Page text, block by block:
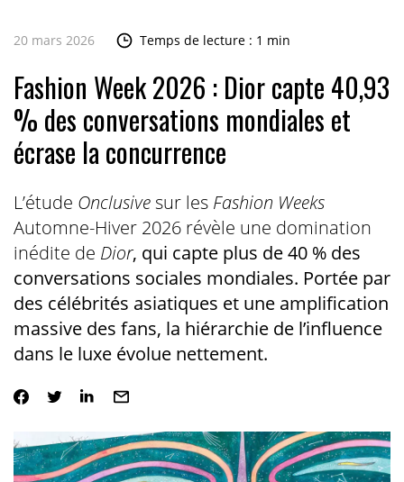
20 mars 2026 Temps de lecture : 1 min
Fashion Week 2026 : Dior capte 40,93
% des conversations mondiales et
écrase la concurrence
L’étude Onclusivesur les Fashion Weeks
Automne-Hiver 2026 révèle une domination
inédite de Dior, qui capte plus de 40 % des
conversations sociales mondiales. Portée par
des célébrités asiatiques et une amplification
massive des fans, la hiérarchie de l’influence
dans le luxe évolue nettement.